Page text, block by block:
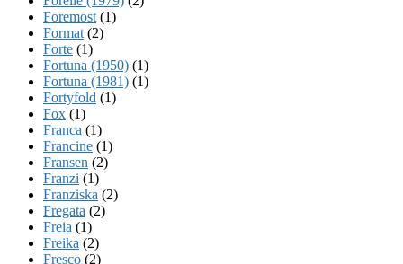
Foremost (1)
Format (2)
Forte (1)
Fortuna (1950) (1)
Fortuna (1981) (1)
Fortyfold (1)
Fox (1)
Franca (1)
Francine (1)
Fransen (2)
Franzi (1)
Franziska (2)
Fregata (2)
Freia (1)
Freika (2)
Fresco (2)